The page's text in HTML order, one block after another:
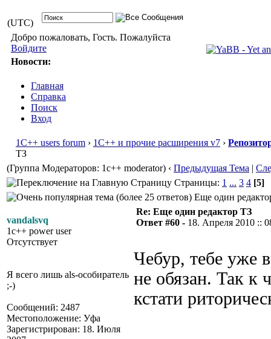
(UTC)
Добро пожаловать, Гость. Пожалуйста
Войдите
Новости:
Главная
Справка
Поиск
Вход
1С++ users forum › 1С++ и прочие расширения v7 ›
ТЗ
(Группа Модераторов: 1c++ moderator) ‹ Предыдущая Тема |
Страницы: 1 ... 3 4 [5]
Еще один
vandalsvq
1c++ power user
Отсутствует
Я всего лишь als-особиратель
;-)
Сообщений: 2487
Местоположение: Уфа
Зарегистрирован: 18. Июля
Re: Еще один редактор ТЗ
Ответ #60 - 18. Апреля 2010 ::
Чебур, тебе уже
не обязан. Так к
кстати